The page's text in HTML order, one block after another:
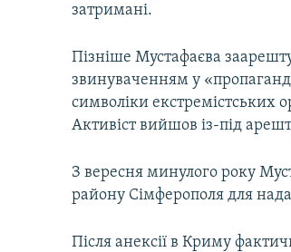
затримані.
Пізніше Мустафаєва
звинуваченням у
символіки екстремістських
Активіст вийшов із-під
З вересня минулого року
району Сімферополя для
Після анексії в Криму